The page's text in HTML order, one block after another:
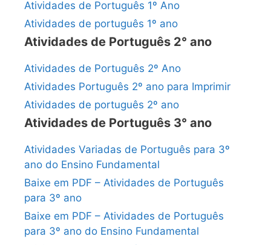
Atividades de Português 1º Ano
Atividades de português 1º ano
Atividades de Português 2° ano
Atividades de Português 2º Ano
Atividades Português 2º ano para Imprimir
Atividades de português 2º ano
Atividades de Português 3° ano
Atividades Variadas de Português para 3º
ano do Ensino Fundamental
Baixe em PDF – Atividades de Português
para 3º ano
Baixe em PDF – Atividades de Português
para 3º ano do Ensino Fundamental